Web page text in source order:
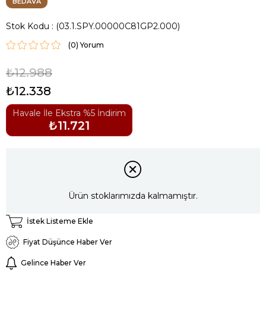
Stok Kodu (03.1.SPY.00000C81GP2.000)
(0)
₺12.988
₺12.338
Havale İle Ekstra %5 İndirim
₺11.721
Ürün stoklarımızda kalmamıştır.
İstek Listeme Ekle
Fiyat Düşünce Haber Ver
Gelince Haber Ver